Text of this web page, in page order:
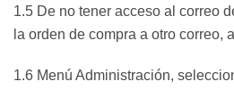
1.5 De no tener acceso al correo
la orden de compra a otro correo,
1.6 Menú Administración,